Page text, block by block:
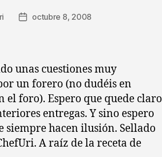
Fechaoctubre 8, 2008
unas cuestiones muy
un forero (no dudéis en
foro). Espero que quede claro
entregas. Y sino espero
siempre hacen ilusión. Sellado
A raíz de la receta de